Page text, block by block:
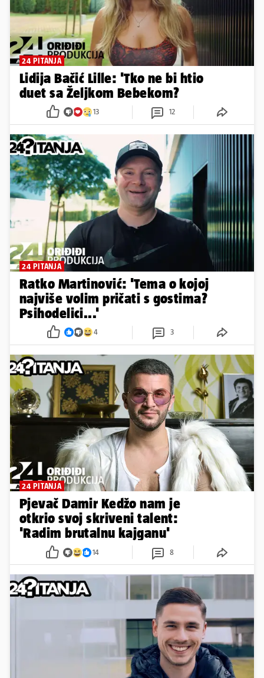
24 PITANJA
Lidija Bačić Lille: 'Tko ne bi htio
duet sa Željkom Bebekom?
13 12
24 PITANJA
Ratko Martinović: 'Tema o kojoj
najviše volim pričati s gostima?
Psihodelici...'
4 3
24 PITANJA
Pjevač Damir Kedžo nam je
otkrio svoj skriveni talent:
'Radim brutalnu kajganu'
14 8